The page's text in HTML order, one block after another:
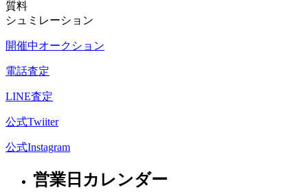
質料
シュミレーション
開催中オークション
電話査定
LINE査定
公式Twiiter
公式Instagram
営業日カレンダー